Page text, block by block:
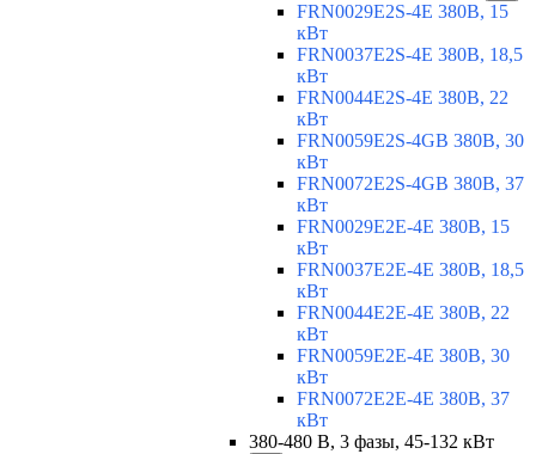
FRN0029E2S-4E 380В, 15
кВт
FRN0037E2S-4E 380В, 18,5
кВт
FRN0044E2S-4E 380В, 22
кВт
FRN0059E2S-4GB 380В, 30
кВт
FRN0072E2S-4GB 380В, 37
кВт
FRN0029E2E-4E 380В, 15
кВт
FRN0037E2E-4E 380В, 18,5
кВт
FRN0044E2E-4E 380В, 22
кВт
FRN0059E2E-4E 380В, 30
кВт
FRN0072E2E-4E 380В, 37
кВт
380-480 В, 3 фазы, 45-132 кВт